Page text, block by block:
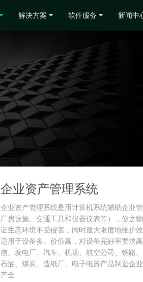
解决方案 软件服务 新闻中
企业资产管理系统
企业资产管理系统是用计算机系统辅助企业
厂房设施、交通工具和仪器仪表等），使之
证生态环境不受侵害，同时最大限度地维护
适用于设备多、价值高，对设备完好率要求
信、发电厂、汽车、机场、航空公司、铁路
石油、煤炭、造纸厂、电子电器产品制造企
产全